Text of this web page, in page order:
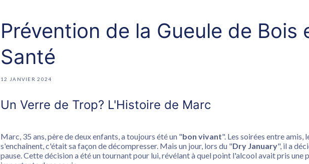
Prévention de la Gueule de Bois
Santé
12 JANVIER 2024
Un Verre de Trop? L'Histoire de Marc
Marc, 35 ans, père de deux enfants, a toujours été un "bon vivant". Les soirées entre amis,
s'enchaînent, c'était sa façon de décompresser. Mais un jour, lors du "Dry January", il a
pause. Cette décision a été un tournant pour lui, révélant à quel point l'alcool avait pris une